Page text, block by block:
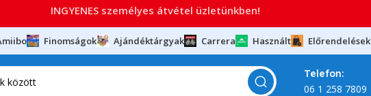
Finomságok Ajándéktárgyak Carrera Használt Előrendelések
Telefon:
06 1 258 7809
INGYENES személyes átvétel üzletünkben!